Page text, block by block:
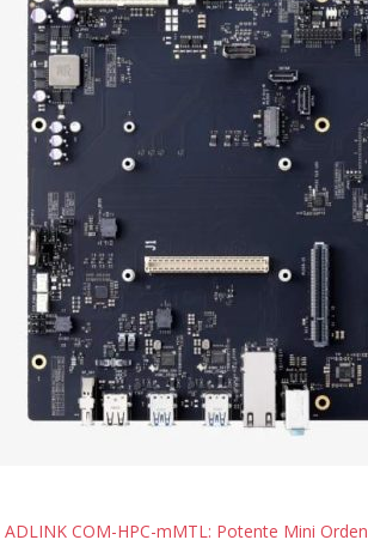
ADLINK COM-HPC-mMTL: Potente Mini